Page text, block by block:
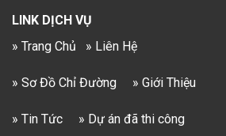
LINK DỊCH VỤ
» Trang Chủ
» Liên Hệ
» Sơ Đồ Chỉ Đường » Giới Thiệu
» Tin Tức » Dự án đã thi công